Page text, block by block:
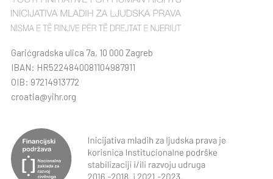
Garićgradska ulica 7a, 10 000 Zagreb
IBAN: HR5224840081104987911
OIB: 97214913772
croatia@yihr.org